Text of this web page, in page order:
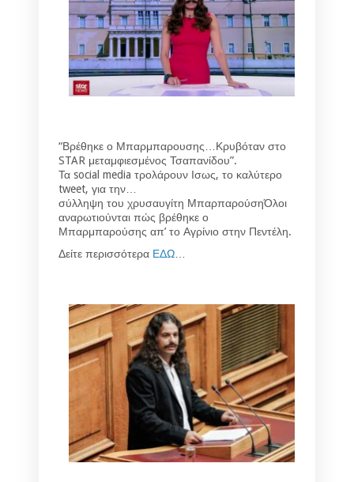
“Βρέθηκε ο Μπαρμπαρουσης…Κρυβόταν στο
STAR μεταμφιεσμένος Τσαπανίδου”.
Τα social media τρολάρουν Ισως, το καλύτερο
tweet, για την…
σύλληψη του χρυσαυγίτη ΜπαρπαρούσηΌλοι
αναρωτιούνται πώς βρέθηκε ο
Μπαρμπαρούσης απ’ το Αγρίνιο στην Πεντέλη.
Δείτε περισσότερα ΕΔΩ